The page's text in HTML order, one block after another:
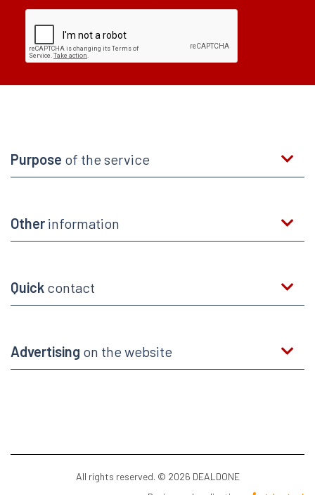
Purpose of the service
Other information
Quick contact
Advertising on the website
All rights reserved. © 2026 DEALDONE